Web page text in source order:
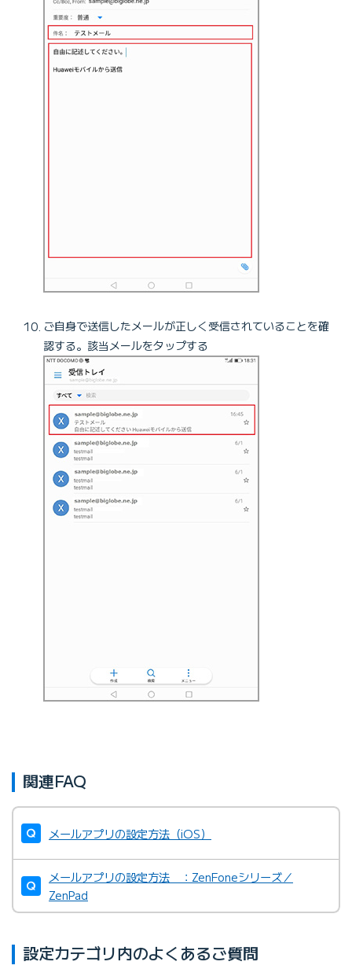
ご自身で送信したメールが正しく受信されていることを確
認する。該当メールをタップする
関連FAQ
メールアプリの設定方法（iOS）
メールアプリの設定方法 ：ZenFoneシリーズ／
ZenPad
設定カテゴリ内のよくあるご質問